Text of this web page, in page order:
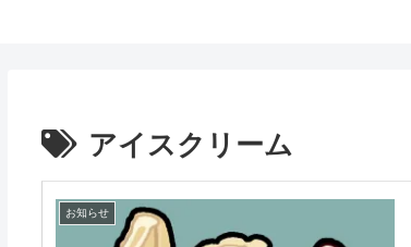
アイスクリーム
お知らせ